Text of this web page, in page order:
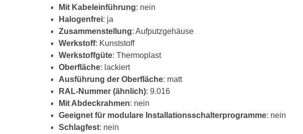
Mit Kabeleinführung: nein
Halogenfrei: ja
Zusammenstellung: Aufputzgehäuse
Werkstoff: Kunststoff
Werkstoffgüte: Thermoplast
Oberfläche: lackiert
Ausführung der Oberfläche: matt
RAL-Nummer (ähnlich): 9.016
Mit Abdeckrahmen: nein
Geeignet für modulare Installationsschalterprogramme: nein
Schlagfest: nein